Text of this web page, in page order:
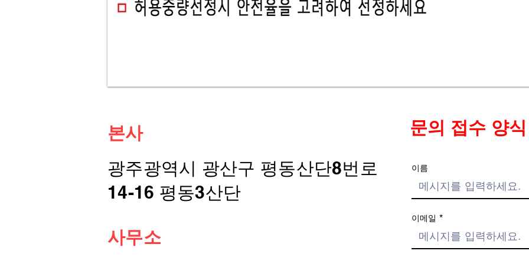
문의 접수 양식
이름
이메일
본사
광주광역시 광산구 평동산단8번로
14-16 평동3산단
​사무소